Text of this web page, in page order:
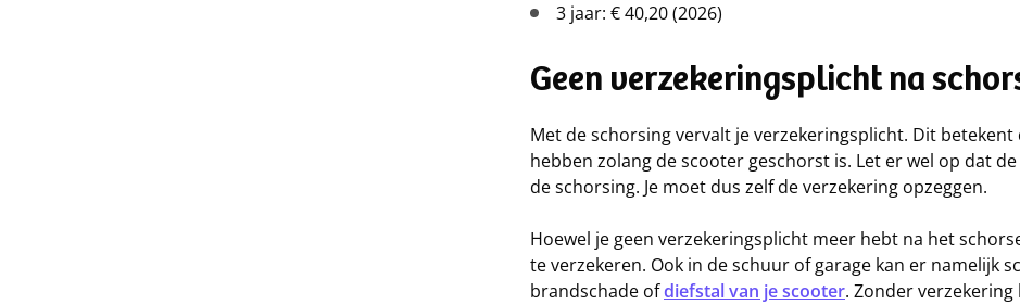
3 jaar: € 40,20 (2026)
Geen verzekeringsplicht na
Met de schorsing vervalt je verzekeringsplicht. Dit
hebben zolang de scooter geschorst is. Let er wel op dat
de schorsing. Je moet dus zelf de verzekering opzeggen.
Hoewel je geen verzekeringsplicht meer hebt na het
te verzekeren. Ook in de schuur of garage kan er namelijk
brandschade ofdiefstal van je scooter. Zonder